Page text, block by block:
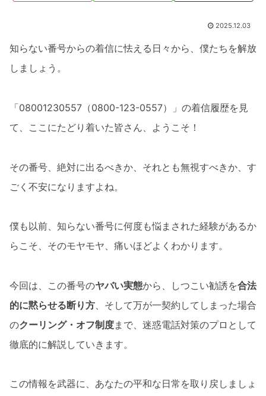
2025.12.03
知らない番号からの着信に怯える日々から、僕たちを解放
しましょう。
「08001230557（0800-123-0557）」の着信履歴を見
て、ここにたどり着いた皆さん、ようこそ！
その番号、絶対に出るべきか、それとも無視すべきか、す
ごく不安になりますよね。
僕も以前、知らない番号に何度も悩まされた経験があるか
らこそ、そのモヤモヤ、痛いほどよくわかります。
今回は、この番号のヤバい実態から、しつこい勧誘を合法
的に黙らせる断り方 、そして万が一契約してしまった場合
のクーリング・オフ制度まで、迷惑電話対策のプロとして
徹底的に解説していきます。
この情報を武器に、あなたの平和な日常を取り戻しましょ